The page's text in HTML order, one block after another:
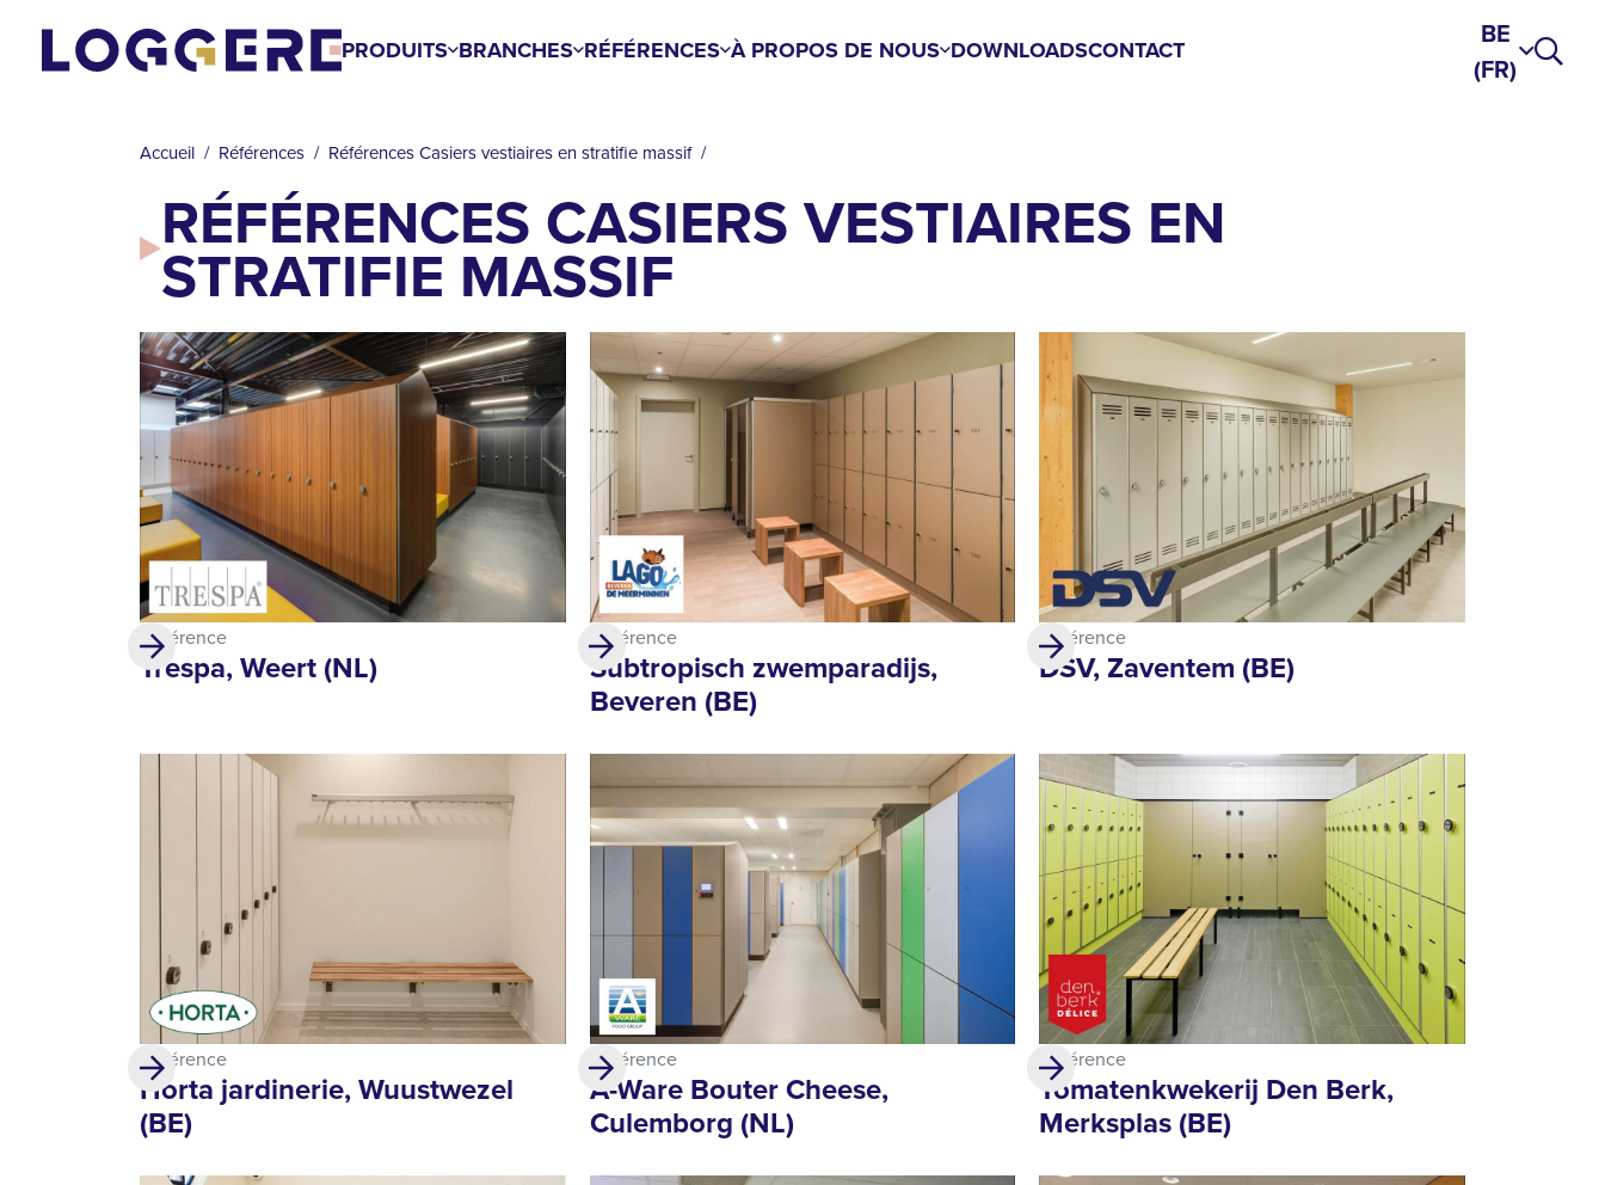
contenu
PRODUITS BRANCHES RÉFÉRENCES À PROPOS DE NOUS DOWNLOADSCONTACT
BE
(FR)
D'ARIANE
Accueil Références Références Casiers vestiaires en stratifie massif
RÉFÉRENCES CASIERS VESTIAIRES EN
STRATIFIE MASSIF
Référence
Trespa, Weert (NL)
Référence
Subtropisch zwemparadijs,
Beveren (BE)
Référence
DSV, Zaventem (BE)
Référence
Horta jardinerie, Wuustwezel
(BE)
Référence
A-Ware Bouter Cheese,
Culemborg (NL)
Référence
Tomatenkwekerij Den Berk,
Merksplas (BE)